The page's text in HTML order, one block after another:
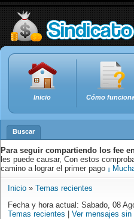
Inicio Cómo
Buscar
Para seguir compartiendo los fee
les puede causar, Con estos
camino a lograr el primer pago ¡
Inicio » Temas recientes
Fecha y hora actual: Sabado, 08
Temas recientes
Ver mensajes sin